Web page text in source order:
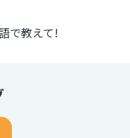
で教えて!